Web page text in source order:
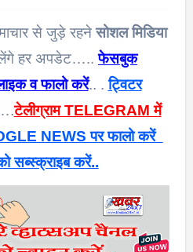
से जुड़े रहनेसोशल मिडिया
हर अपडेट…..फेसबुक
व फालो करें.. .ट्विटर
टेलीग्राम TELEGRAM में
NEWS पर फालो करें
सब्स्क्राइब करें..